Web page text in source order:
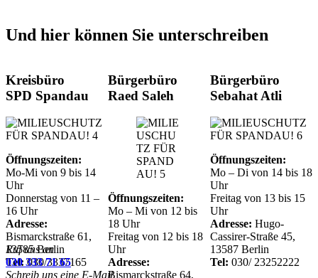
Und hier können Sie unterschreiben
Kreisbüro
SPD Spandau
Öffnungszeiten:
Mo-Mi von 9 bis 14
Uhr
Donnerstag von 11 –
16 Uhr
Adresse:
Bismarckstraße 61,
13585 Berlin
Tel:030/3337165
Bürgerbüro
Raed Saleh
Öffnungszeiten:
Mo – Mi von 12 bis
18 Uhr
Freitag von 12 bis 18
Uhr
Adresse:
Bismarckstraße 64,
Bürgerbüro
Sebahat Atli
Öffnungszeiten:
Mo – Di von 14 bis 18
Uhr
Freitag von 13 bis 15
Uhr
Adresse: Hugo-
Cassirer-Straße 45,
13587 Berlin
Tel: 030/ 23252222
Ruf uns an
030 333 71 65
Schreib uns eine E-Mail